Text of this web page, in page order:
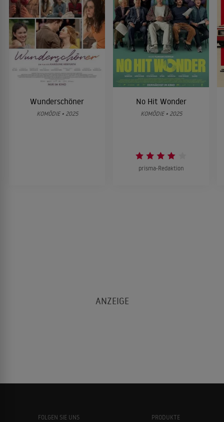
Wunderschöner
KOMÖDIE • 2025
No Hit Wonder
KOMÖDIE • 2025
prisma-Redaktion
FOLGEN SIE UNS
PRODUKTE